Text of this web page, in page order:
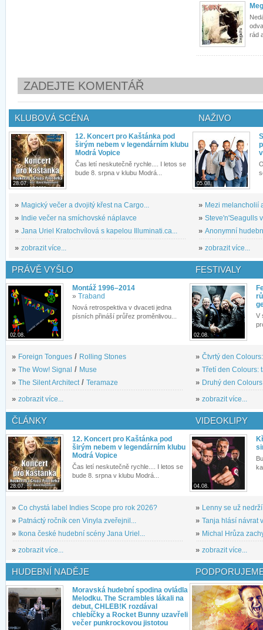
rád
ZADEJTE KOMENTÁŘ
KLUBOVÁ SCÉNA
28.07.
12. Koncert pro Kaštánka pod
širým nebem v legendárním klubu
Modrá Vopice
Čas letí neskutečně rychle.... I letos se
bude 8. srpna v klubu Modrá...
» Magický večer a dvojitý křest na Cargo...
» Indie večer na smíchovské náplavce
» Jana Uriel Kratochvílová s kapelou Illuminati.ca...
» zobrazit více...
NAŽIVO
05.08.
» Mezi melancholií
» Steve'n'Seagulls
» Anonymní
» zobrazit více...
PRÁVĚ VYŠLO
02.08.
Montáž 1996–2014
» Traband
Nová retrospektiva v dvaceti jedna
písních přináší průřez proměnlivou...
» Foreign Tongues / Rolling Stones
» The Wow! Signal / Muse
» The Silent Architect / Teramaze
» zobrazit více...
FESTIVALY
02.08.
V
» Čtvrtý den
» Třetí den Colours:
» Druhý den
» zobrazit více...
ČLÁNKY
28.07.
12. Koncert pro Kaštánka pod
širým nebem v legendárním klubu
Modrá Vopice
Čas letí neskutečně rychle.... I letos se
bude 8. srpna v klubu Modrá...
» Co chystá label Indies Scope pro rok 2026?
» Patnáctý ročník cen Vinyla zveřejnil...
»
Ikona české hudební scény Jana Uriel...
» zobrazit více...
VIDEOKLIPY
04.08.
» Lenny se už
» Tanja hlásí návrat
» Michal Hrůza
» zobrazit více...
HUDEBNÍ NADĚJE
Moravská hudební spodina ovládla
Melodku. The Scrambles lákali na
debut, CHLEB!K rozdával
chlebíčky a Rocket Bunny uzavřeli
večer punkrockovou jistotou